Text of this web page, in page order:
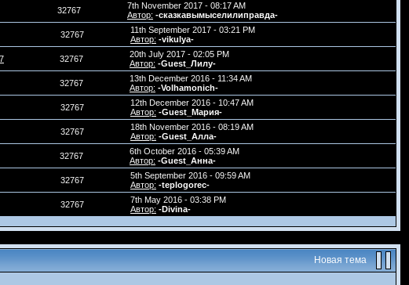
32767
7th November 2017 - 08:17 AM
Автор: -сказкавымыселилиправда-
32767
11th September 2017 - 03:21 PM
Автор: -vikulya-
32767
20th July 2017 - 02:05 PM
Автор: -Guest_Лилу-
32767
13th December 2016 - 11:34 AM
Автор: -Volhamonich-
32767
12th December 2016 - 10:47 AM
Автор: -Guest_Мария-
32767
18th November 2016 - 08:19 AM
Автор: -Guest_Алла-
32767
6th October 2016 - 05:39 AM
Автор: -Guest_Анна-
32767
5th September 2016 - 09:59 AM
Автор: -teplogorec-
32767
7th May 2016 - 03:38 PM
Автор: -Divina-
Новая тема